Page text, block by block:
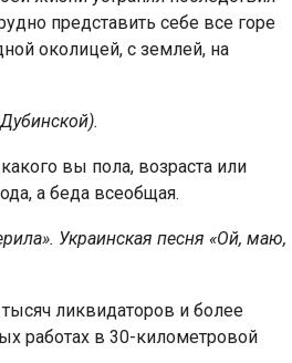
представить себе все горе
околицей, с зем­лей, на
вы пола, возраста или
а беда всеобщая.
Украинская песня «Ой, маю,
ликвидаторов и более
работах в 30-километровой